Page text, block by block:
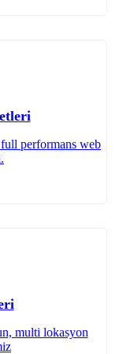
performans web
multi lokasyon